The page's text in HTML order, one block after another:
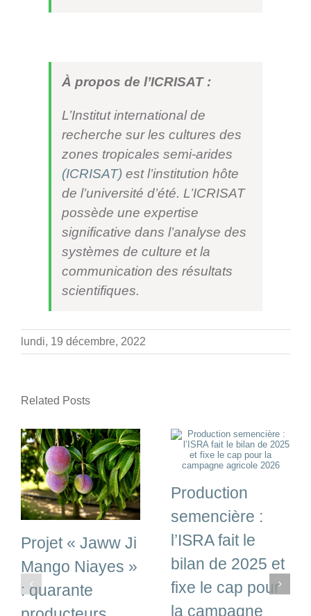
À propos de l’ICRISAT :
L’Institut international de
recherche sur les cultures des
zones tropicales semi-arides
(ICRISAT) est l’institution hôte
de l’université d’été. L’ICRISAT
possède une expertise
significative dans l’analyse des
systèmes de culture et la
communication des résultats
scientifiques.
lundi, 19 décembre, 2022
Related Posts
Projet « Jaww Ji
Mango Niayes »
: quarante
Production
semencière :
l’ISRA fait le
bilan de 2025 et
fixe le cap pour
la campagne